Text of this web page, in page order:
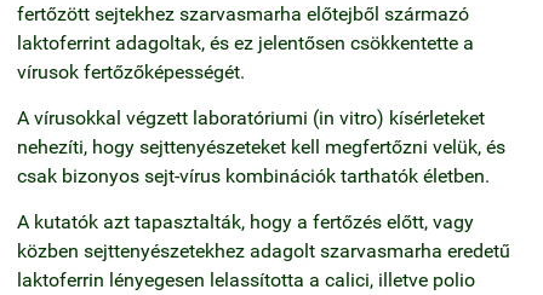
fertőzött sejtekhez szarvasmarha előtejből származó
laktoferrint adagoltak, és ez jelentősen csökkentette a
vírusok fertőzőképességét.
A vírusokkal végzett laboratóriumi (in vitro) kísérleteket
nehezíti, hogy sejttenyészeteket kell megfertőzni velük, és
csak bizonyos sejt-vírus kombinációk tarthatók életben.
A kutatók azt tapasztalták, hogy a fertőzés előtt, vagy
közben sejttenyészetekhez adagolt szarvasmarha eredetű
laktoferrin lényegesen lelassította a calici, illetve polio